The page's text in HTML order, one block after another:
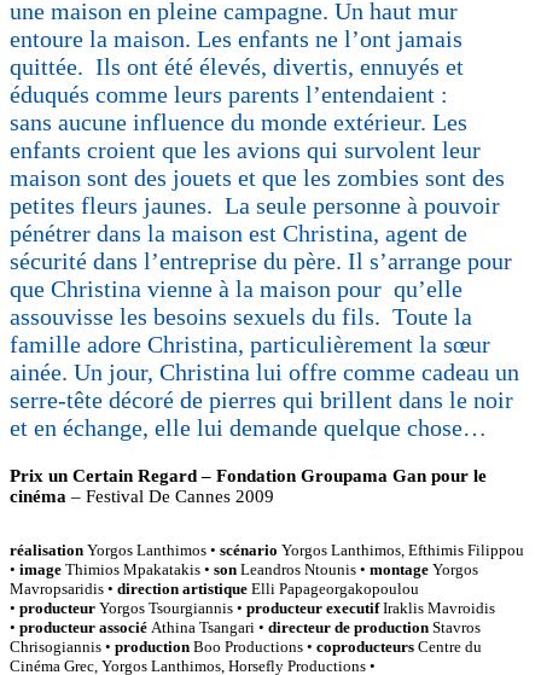
une maison en pleine campagne. Un haut mur
entoure la maison. Les enfants ne l’ont jamais
quittée. Ils ont été élevés, divertis, ennuyés et
éduqués comme leurs parents l’entendaient :
sans aucune influence du monde extérieur. Les
enfants croient que les avions qui survolent leur
maison sont des jouets et que les zombies sont des
petites fleurs jaunes. La seule personne à pouvoir
pénétrer dans la maison est Christina, agent de
sécurité dans l’entreprise du père. Il s’arrange pour
que Christina vienne à la maison pour qu’elle
assouvisse les besoins sexuels du fils. Toute la
famille adore Christina, particulièrement la sœur
ainée. Un jour, Christina lui offre comme cadeau un
serre-tête décoré de pierres qui brillent dans le noir
et en échange, elle lui demande quelque chose…
Prix un Certain Regard – Fondation Groupama Gan pour le
cinéma – Festival De Cannes 2009
réalisation Yorgos Lanthimos • scénario Yorgos Lanthimos, Efthimis Filippou
• image Thimios Mpakatakis • son Leandros Ntounis • montage Yorgos
Mavropsaridis • direction artistique Elli Papageorgakopoulou
• producteur Yorgos Tsourgiannis • producteur executifIraklis Mavroidis
• producteur associé Athina Tsangari • directeur de production Stavros
Chrisogiannis • production Boo Productions • coproducteurs Centre du
Cinéma Grec, Yorgos Lanthimos, Horsefly Productions •